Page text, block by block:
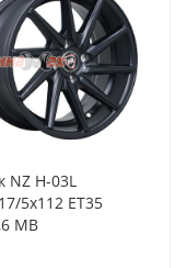
NZ H-03L
5x112 ET35
D66,6 MB